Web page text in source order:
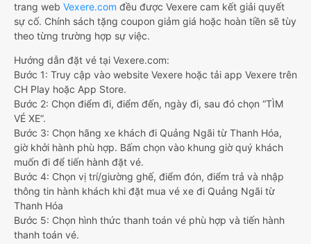
trang web Vexere.com đều được Vexere cam kết giải quyết
sự cố. Chính sách tặng coupon giảm giá hoặc hoàn tiền sẽ tùy
theo từng trường hợp sự việc.
Hướng dẫn đặt vé tại Vexere.com:
Bước 1: Truy cập vào website Vexere hoặc tải app Vexere trên
CH Play hoặc App Store.
Bước 2: Chọn điểm đi, điểm đến, ngày đi, sau đó chọn “TÌM
VÉ XE”.
Bước 3: Chọn hãng xe khách đi Quảng Ngãi từ Thanh Hóa,
giờ khởi hành phù hợp. Bấm chọn vào khung giờ quý khách
muốn đi để tiến hành đặt vé.
Bước 4: Chọn vị trí/giường ghế, điểm đón, điểm trả và nhập
thông tin hành khách khi đặt mua vé xe đi Quảng Ngãi từ
Thanh Hóa
Bước 5: Chọn hình thức thanh toán vé phù hợp và tiến hành
thanh toán vé.